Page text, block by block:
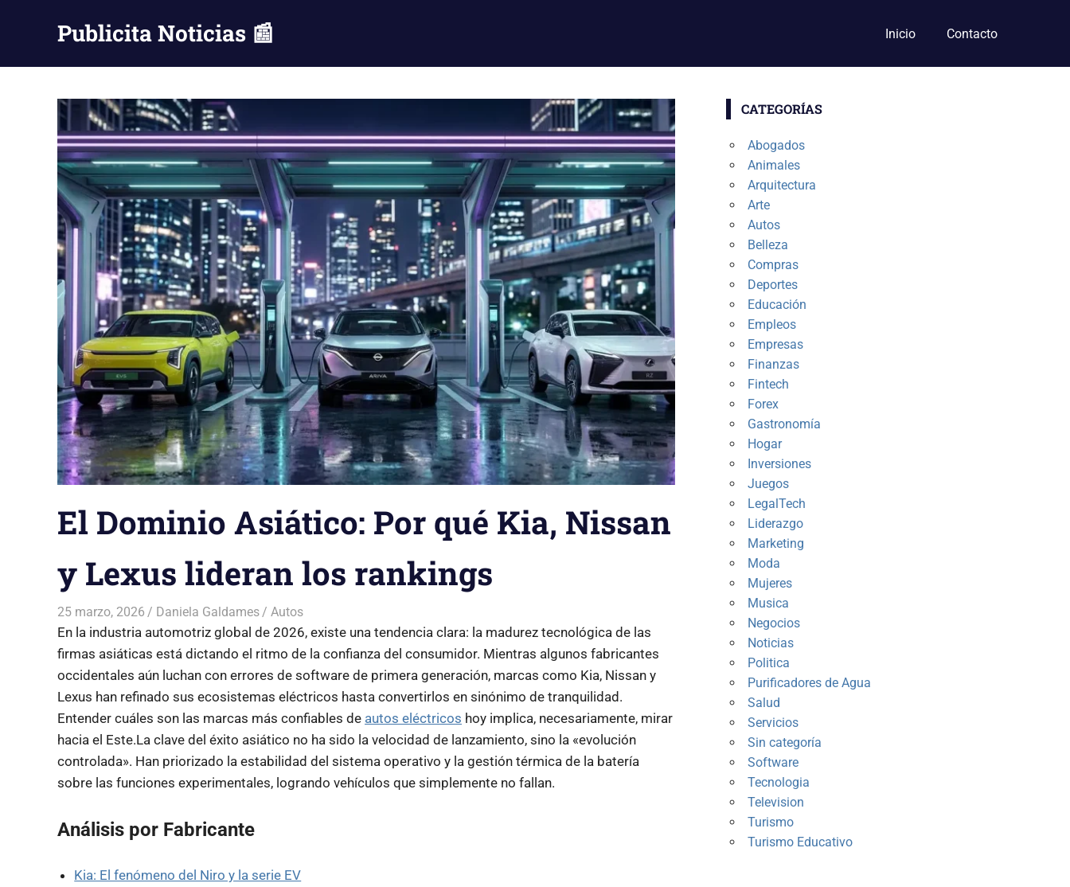
Publicita Noticias 📰 Inicio Contacto
El Dominio Asiático: Por qué Kia, Nissan
y Lexus lideran los rankings
25 marzo, 2026 Daniela Galdames Autos
En la industria automotriz global de 2026, existe una tendencia clara: la madurez tecnológica de las
firmas asiáticas está dictando el ritmo de la confianza del consumidor. Mientras algunos fabricantes
occidentales aún luchan con errores de software de primera generación, marcas como Kia, Nissan y
Lexus han refinado sus ecosistemas eléctricos hasta convertirlos en sinónimo de tranquilidad.
Entender cuáles son las marcas más confiables de autos eléctricos hoy implica, necesariamente, mirar
hacia el Este.La clave del éxito asiático no ha sido la velocidad de lanzamiento, sino la «evolución
controlada». Han priorizado la estabilidad del sistema operativo y la gestión térmica de la batería
sobre las funciones experimentales, logrando vehículos que simplemente no fallan.
Análisis por Fabricante
Kia: El fenómeno del Niro y la serie EV
CATEGORÍAS
Abogados
Animales
Arquitectura
Arte
Autos
Belleza
Compras
Deportes
Educación
Empleos
Empresas
Finanzas
Fintech
Forex
Gastronomía
Hogar
Inversiones
Juegos
LegalTech
Liderazgo
Marketing
Moda
Mujeres
Musica
Negocios
Noticias
Politica
Purificadores de Agua
Salud
Servicios
Sin categoría
Software
Tecnologia
Television
Turismo
Turismo Educativo